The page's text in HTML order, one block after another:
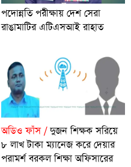
পদোন্নতি পরীক্ষায় দেশ সেরা
রাঙামাটির এটিএসআই রাহাত
অডিও ফাঁস /দুজন শিক্ষক সরিয়ে
৮ লাখ টাকা ম্যানেজ করে দেয়ার
পরামর্শ বরকল শিক্ষা অফিসারের